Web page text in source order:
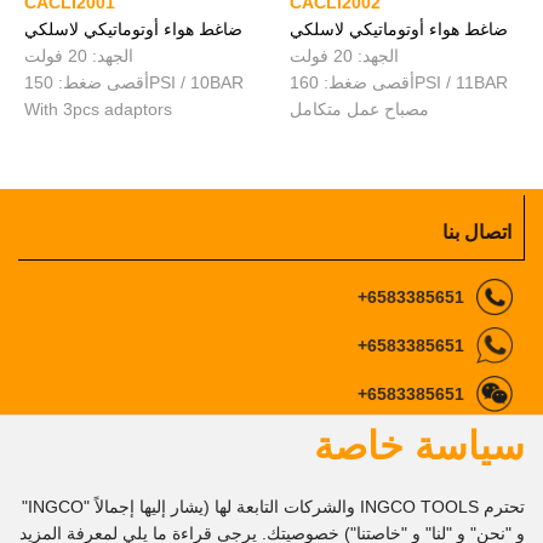
ضاغط هواء أوتوماتيكي لاسلكي
الجهد: 20 فولت
أقصى ضغط: 150PSI / 10BAR
With 3pcs adaptors
ضاغط هواء أوتوماتيكي لاسلكي
الجهد: 20 فولت
أقصى ضغط: 160PSI / 11BAR
مصباح عمل متكامل
اتصال بنا
6583385651+
6583385651+
6583385651+
ingcomarketing@gmail.com
marketing1@ingco.com
تابعنا
سياسة خاصة
تحترم INGCO TOOLS والشركات التابعة لها (يشار إليها إجمالاً "INGCO"
و "نحن" و "لنا" و "خاصتنا") خصوصيتك. يرجى قراءة ما يلي لمعرفة المزيد